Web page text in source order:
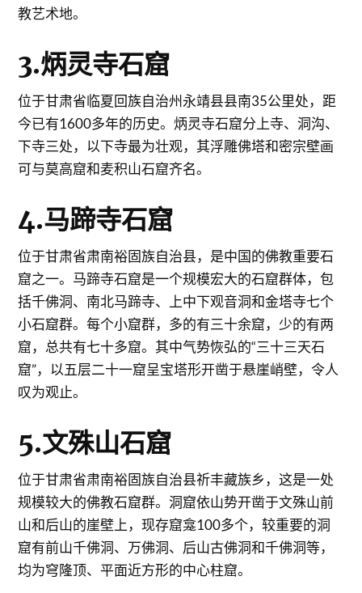
教艺术地。
3.炳灵寺石窟
位于甘肃省临夏回族自治州永靖县县南35公里处，距
今已有1600多年的历史。炳灵寺石窟分上寺、洞沟、
下寺三处，以下寺最为壮观，其浮雕佛塔和密宗壁画
可与莫高窟和麦积山石窟齐名。
4.马蹄寺石窟
位于甘肃省肃南裕固族自治县，是中国的佛教重要石
窟之一。马蹄寺石窟是一个规模宏大的石窟群体，包
括千佛洞、南北马蹄寺、上中下观音洞和金塔寺七个
小石窟群。每个小窟群，多的有三十余窟，少的有两
窟，总共有七十多窟。其中气势恢弘的“三十三天石
窟”，以五层二十一窟呈宝塔形开凿于悬崖峭壁，令人
叹为观止。
5.文殊山石窟
位于甘肃省肃南裕固族自治县祈丰藏族乡，这是一处
规模较大的佛教石窟群。洞窟依山势开凿于文殊山前
山和后山的崖壁上，现存窟龛100多个，较重要的洞
窟有前山千佛洞、万佛洞、后山古佛洞和千佛洞等，
均为穹隆顶、平面近方形的中心柱窟。